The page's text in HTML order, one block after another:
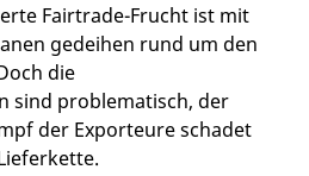
Fairtrade-Frucht ist mit
gedeihen rund um den
die
sind problematisch, der
der Exporteure schadet